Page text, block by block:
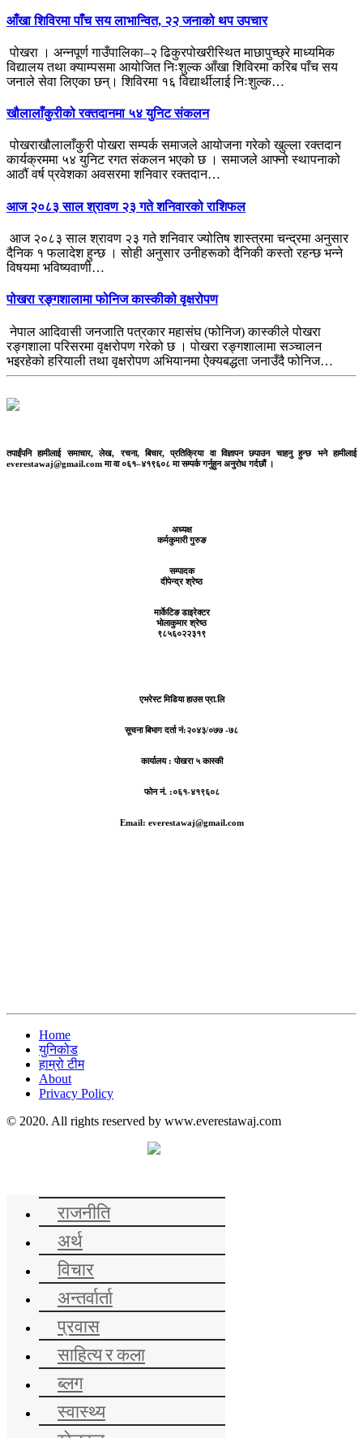
आँखा शिविरमा पाँच सय लाभान्वित, २२ जनाको थप उपचार
पोखरा । अन्नपूर्ण गाउँपालिका–२ ढिकुरपोखरीस्थित माछापुच्छ्रे माध्यमिक
विद्यालय तथा क्याम्पसमा आयोजित निःशुल्क आँखा शिविरमा करिब पाँच सय
जनाले सेवा लिएका छन्। शिविरमा १६ विद्यार्थीलाई निःशुल्क…
खौलालाँकुरीको रक्तदानमा ५४ युनिट संकलन
पोखराखौलालाँकुरी पोखरा सम्पर्क समाजले आयोजना गरेको खुल्ला रक्तदान
कार्यक्रममा ५४ युनिट रगत संकलन भएको छ । समाजले आफ्नो स्थापनाको
आठौं वर्ष प्रवेशका अवसरमा शनिवार रक्तदान…
आज २०८३ साल श्रावण २३ गते शनिवारको राशिफल
आज २०८३ साल श्रावण २३ गते शनिवार ज्योतिष शास्त्रमा चन्द्रमा अनुसार
दैनिक १ फलादेश हुन्छ । सोही अनुसार उनीहरूको दैनिकी कस्तो रहन्छ भन्ने
विषयमा भविष्यवाणी…
पोखरा रङ्गशालामा फोनिज कास्कीको वृक्षरोपण
नेपाल आदिवासी जनजाति पत्रकार महासंघ (फोनिज) कास्कीले पोखरा
रङ्गशाला परिसरमा वृक्षरोपण गरेको छ । पोखरा रङ्गशालामा सञ्चालन
भइरहेको हरियाली तथा वृक्षरोपण अभियानमा ऐक्यबद्धता जनाउँदै फोनिज…
तपाईंपनि हामीलाई समाचार, लेख, रचना, बिचार, प्रतिक्रिया वा विज्ञापन छपाउन चाहनु हुन्छ भने हामीलाई
everestawaj@gmail.com मा वा ०६१–४१९६०८ मा सम्पर्क गर्नुहुन अनुरोध गर्दछौं ।
अध्यक्ष
कर्मकुमारी गुरुङ
सम्पादक
दीपेन्द्र श्रेष्ठ
मार्केटिङ डाइरेक्टर
भोलाकुमार श्रेष्ठ
९८५६०२२३१९
एभरेस्ट मिडिया हाउस प्रा.लि
सूचना बिभाग दर्ता नं:२०४३/०७७ -७८
कार्यालय :पोखरा ५ कास्की
फोन नं. :०६१-४१९६०८
Email: everestawaj@gmail.com
Home
युनिकोड
हाम्रो टीम
About
Privacy Policy
© 2020. All rights reserved by www.everestawaj.com
राजनीति
अर्थ
विचार
अन्तर्वार्ता
प्रवास
साहित्य र कला
ब्लग
स्वास्थ्य